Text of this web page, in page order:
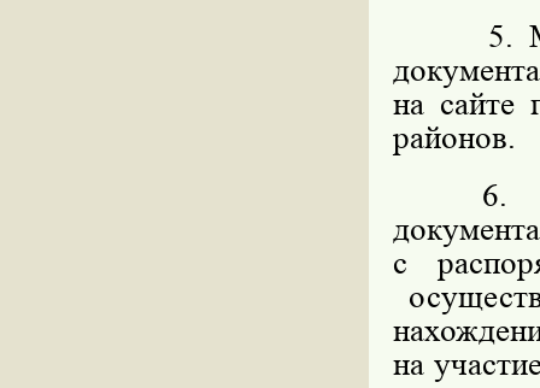
5.
на
районов.
6.
с
на